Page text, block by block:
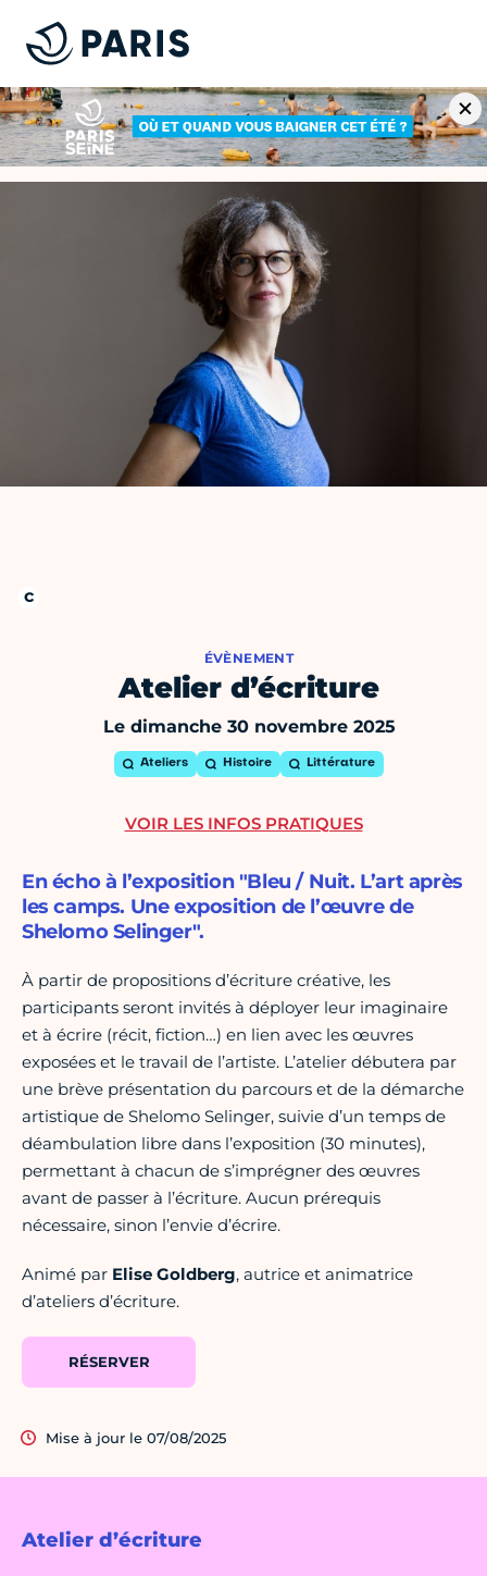
ÉVÈNEMENT
Atelier d’écriture
Le dimanche 30 novembre 2025
Ateliers Histoire Littérature
Atelier d’écriture
En écho à l’exposition "Bleu / Nuit. L’art après
les camps. Une exposition de l’œuvre de
Shelomo Selinger".
À partir de propositions d’écriture créative, les
participants seront invités à déployer leur imaginaire
et à écrire (récit, fiction…) en lien avec les œuvres
exposées et le travail de l’artiste. L’atelier débutera par
une brève présentation du parcours et de la démarche
artistique de Shelomo Selinger, suivie d’un temps de
déambulation libre dans l’exposition (30 minutes),
permettant à chacun de s’imprégner des œuvres
avant de passer à l’écriture. Aucun prérequis
nécessaire, sinon l’envie d’écrire.
Animé par Elise Goldberg, autrice et animatrice
d’ateliers d’écriture.
RÉSERVER
Mise à jour le 07/08/2025
VOIR LES INFOS PRATIQUES